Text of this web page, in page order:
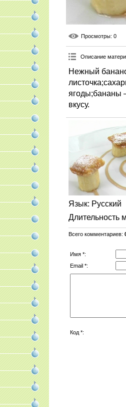
Просмотры: 0
Описание
Нежный
ягоды;бананы
вкусу.
Язык: Русский
Длительность
Всего комментариев:
Имя *:
Email *:
Код *: